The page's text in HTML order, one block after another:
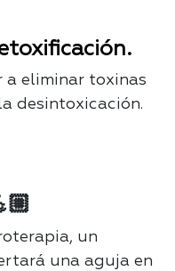
a eliminar toxinas
desintoxicación.
un
una aguja en